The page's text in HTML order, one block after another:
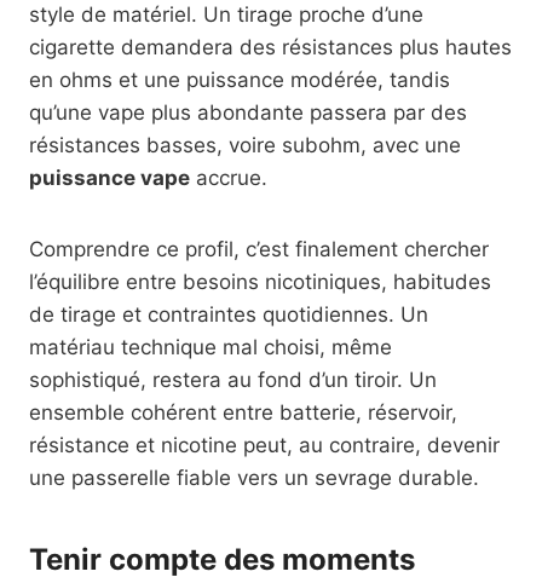
style de matériel. Un tirage proche d’une
cigarette demandera des résistances plus hautes
en ohms et une puissance modérée, tandis
qu’une vape plus abondante passera par des
résistances basses, voire subohm, avec une
puissance vape accrue.
Comprendre ce profil, c’est finalement chercher
l’équilibre entre besoins nicotiniques, habitudes
de tirage et contraintes quotidiennes. Un
matériau technique mal choisi, même
sophistiqué, restera au fond d’un tiroir. Un
ensemble cohérent entre batterie, réservoir,
résistance et nicotine peut, au contraire, devenir
une passerelle fiable vers un sevrage durable.
Tenir compte des moments